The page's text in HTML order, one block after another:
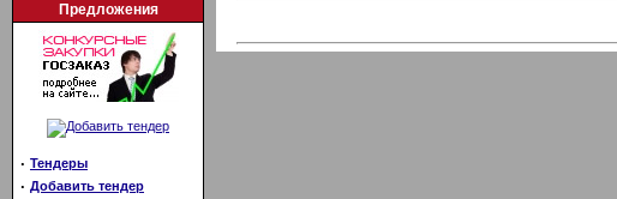
Предложения
· Тендеры
· Добавить тендер